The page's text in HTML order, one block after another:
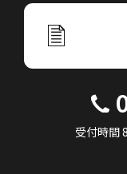
受付時間